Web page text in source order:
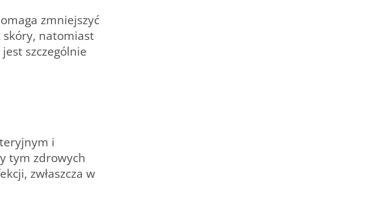
zmniejszyć
skóry, natomiast
szczególnie
i
tym zdrowych
zwłaszcza w